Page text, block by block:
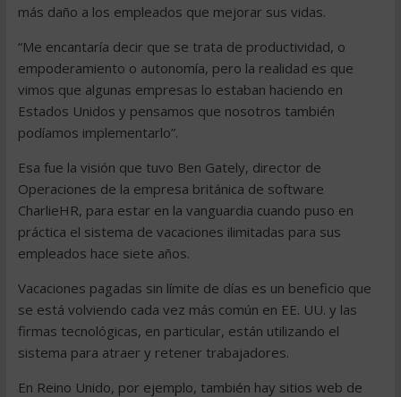
más daño a los empleados que mejorar sus vidas.
“Me encantaría decir que se trata de productividad, o
empoderamiento o autonomía, pero la realidad es que
vimos que algunas empresas lo estaban haciendo en
Estados Unidos y pensamos que nosotros también
podíamos implementarlo”.
Esa fue la visión que tuvo Ben Gately, director de
Operaciones de la empresa británica de software
CharlieHR, para estar en la vanguardia cuando puso en
práctica el sistema de vacaciones ilimitadas para sus
empleados hace siete años.
Vacaciones pagadas sin límite de días es un beneficio que
se está volviendo cada vez más común en EE. UU. y las
firmas tecnológicas, en particular, están utilizando el
sistema para atraer y retener trabajadores.
En Reino Unido, por ejemplo, también hay sitios web de